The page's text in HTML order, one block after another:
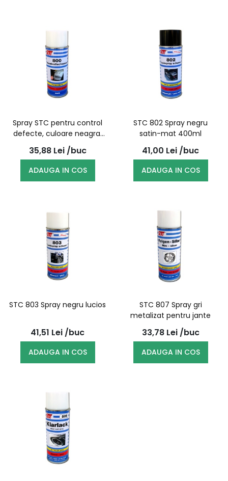
Spray STC pentru control
defecte, culoare neagra,
400ml
35,88 Lei /buc
ADAUGA IN COS
STC 802 Spray negru
satin-mat 400ml
41,00 Lei /buc
ADAUGA IN COS
STC 803 Spray negru lucios
41,51 Lei /buc
ADAUGA IN COS
STC 807 Spray gri
metalizat pentru jante
33,78 Lei /buc
ADAUGA IN COS